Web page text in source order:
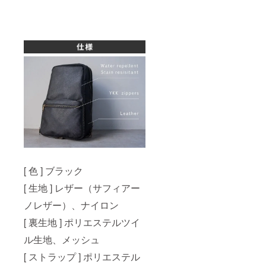
[ 色 ] ブラック
[ 生地 ] レザー（サフィアー
ノレザー）、ナイロン
[ 裏生地 ] ポリエステルツイ
ル生地、メッシュ
[ ストラップ ] ポリエステル